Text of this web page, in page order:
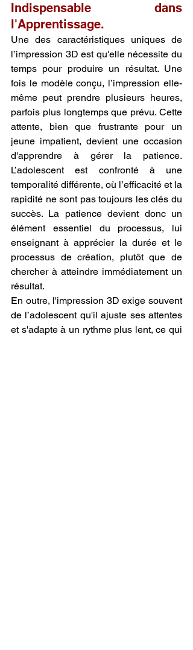
Indispensable dans
l'Apprentissage.
Une des caractéristiques uniques de
l’impression 3D est qu'elle nécessite du
temps pour produire un résultat. Une
fois le modèle conçu, l’impression elle-
même peut prendre plusieurs heures,
parfois plus longtemps que prévu. Cette
attente, bien que frustrante pour un
jeune impatient, devient une occasion
d'apprendre à gérer la patience.
L’adolescent est confronté à une
temporalité différente, où l’efficacité et la
rapidité ne sont pas toujours les clés du
succès. La patience devient donc un
élément essentiel du processus, lui
enseignant à apprécier la durée et le
processus de création, plutôt que de
chercher à atteindre immédiatement un
résultat.
En outre, l'impression 3D exige souvent
de l’adolescent qu'il ajuste ses attentes
et s'adapte à un rythme plus lent, ce qui